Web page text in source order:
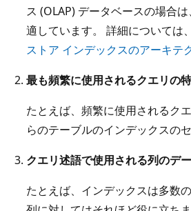
ス (OLAP) データベースの場合
適しています。 詳細については
ストア インデックスのアーキテ
最も頻繁に使用されるクエリの
たとえば、頻繁に使用されるク
らのテーブルのインデックスの
クエリ述語で使用される列のデ
たとえば、インデックスは多数